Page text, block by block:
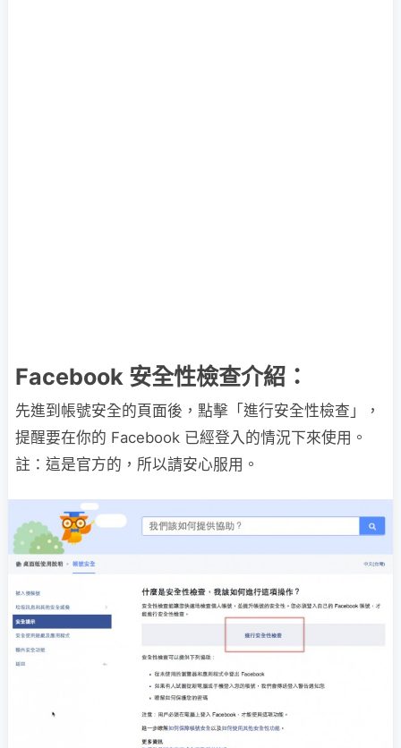
Facebook 安全性檢查介紹：
先進到帳號安全的頁面後，點擊「進行安全性檢查」，
提醒要在你的 Facebook 已經登入的情況下來使用。
註：這是官方的，所以請安心服用。